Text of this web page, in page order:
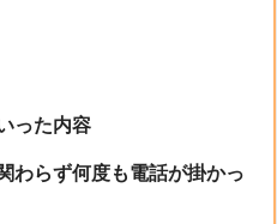
った内容
わらず何度も電話が掛かっ